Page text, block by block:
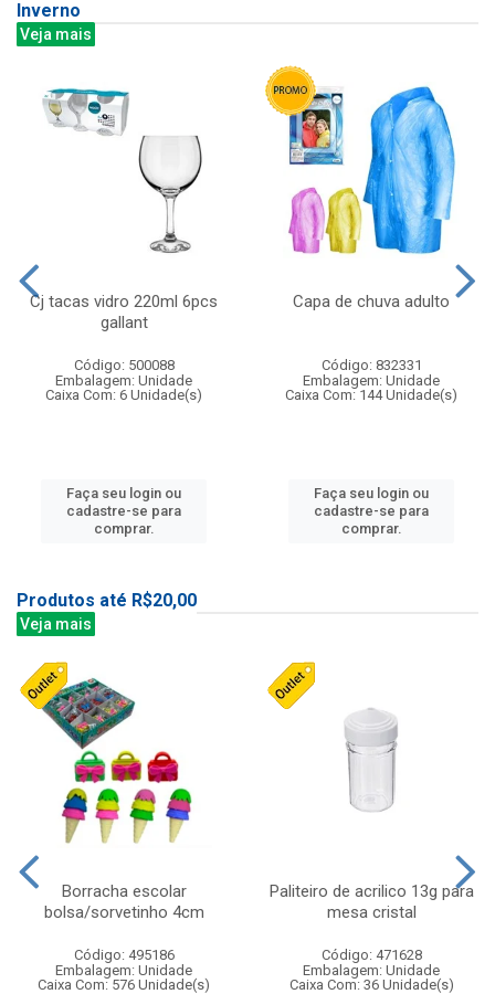
Inverno
Veja mais
Cj tacas vidro 220ml 6pcs
gallant
Código: 500088
Embalagem: Unidade
Caixa Com: 6 Unidade(s)
Faça seu login ou
cadastre-se para
comprar.
Capa de chuva adulto
Código: 832331
Embalagem: Unidade
Caixa Com: 144 Unidade(s)
Faça seu login ou
cadastre-se para
comprar.
Produtos até R$20,00
Veja mais
Borracha escolar
bolsa/sorvetinho 4cm
Código: 495186
Embalagem: Unidade
Caixa Com: 576 Unidade(s)
Paliteiro de acrilico 13g para
mesa cristal
Código: 471628
Embalagem: Unidade
Caixa Com: 36 Unidade(s)